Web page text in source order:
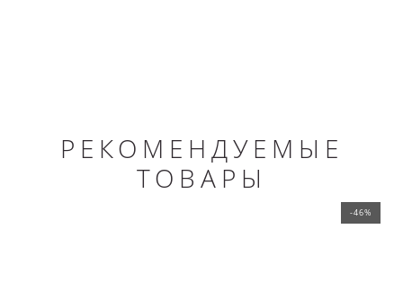
РЕКОМЕНДУЕМЫЕ
ТОВАРЫ
-46%